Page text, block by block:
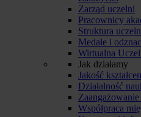
Zarząd uczelni
Pracownicy
Struktura
Medale i
Wirtualna
Jak działamy
Jakość
Działalność
Zaangażowanie
Współpraca